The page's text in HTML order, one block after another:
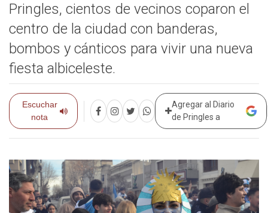
Pringles, cientos de vecinos coparon el
centro de la ciudad con banderas,
bombos y cánticos para vivir una nueva
fiesta albiceleste.
Escuchar
nota
Agregar al Diario
de Pringles a